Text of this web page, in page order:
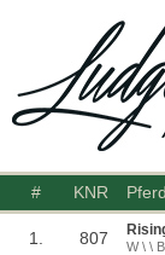
# KNR Pferd
1. 807 W \ \